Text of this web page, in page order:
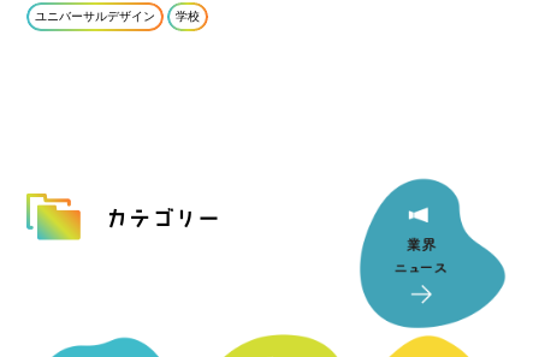
ユニバーサルデザイン 学校